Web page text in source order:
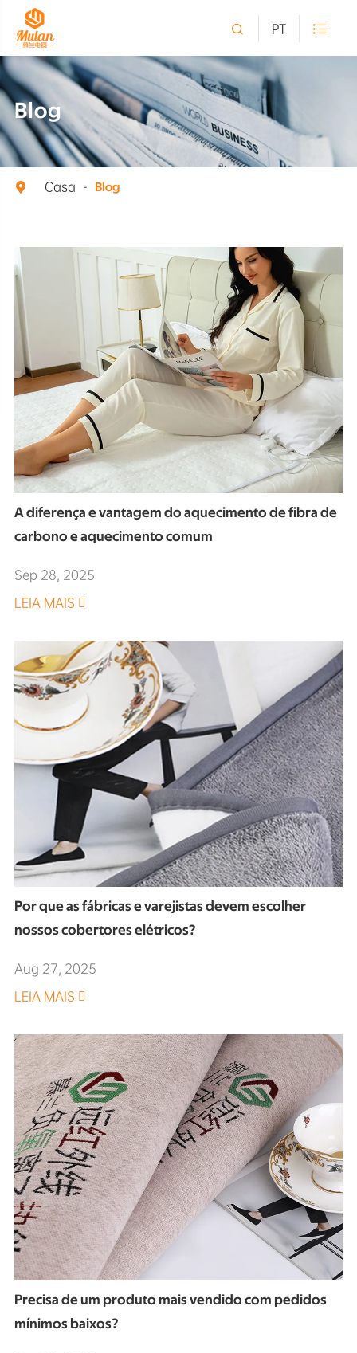
 PT 
Blog
 Casa Blog
A diferença e vantagem do aquecimento de fibra de
carbono e aquecimento comum
Sep 28, 2025
LEIA MAIS 
Por que as fábricas e varejistas devem escolher
nossos cobertores elétricos?
Aug 27, 2025
LEIA MAIS 
Precisa de um produto mais vendido com pedidos
mínimos baixos?